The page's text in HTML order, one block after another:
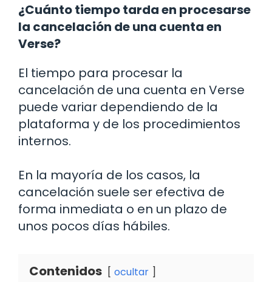
¿Cuánto tiempo tarda en procesarse
la cancelación de una cuenta en
Verse?
El tiempo para procesar la
cancelación de una cuenta en Verse
puede variar dependiendo de la
plataforma y de los procedimientos
internos.
En la mayoría de los casos, la
cancelación suele ser efectiva de
forma inmediata o en un plazo de
unos pocos días hábiles.
Contenidos ocultar